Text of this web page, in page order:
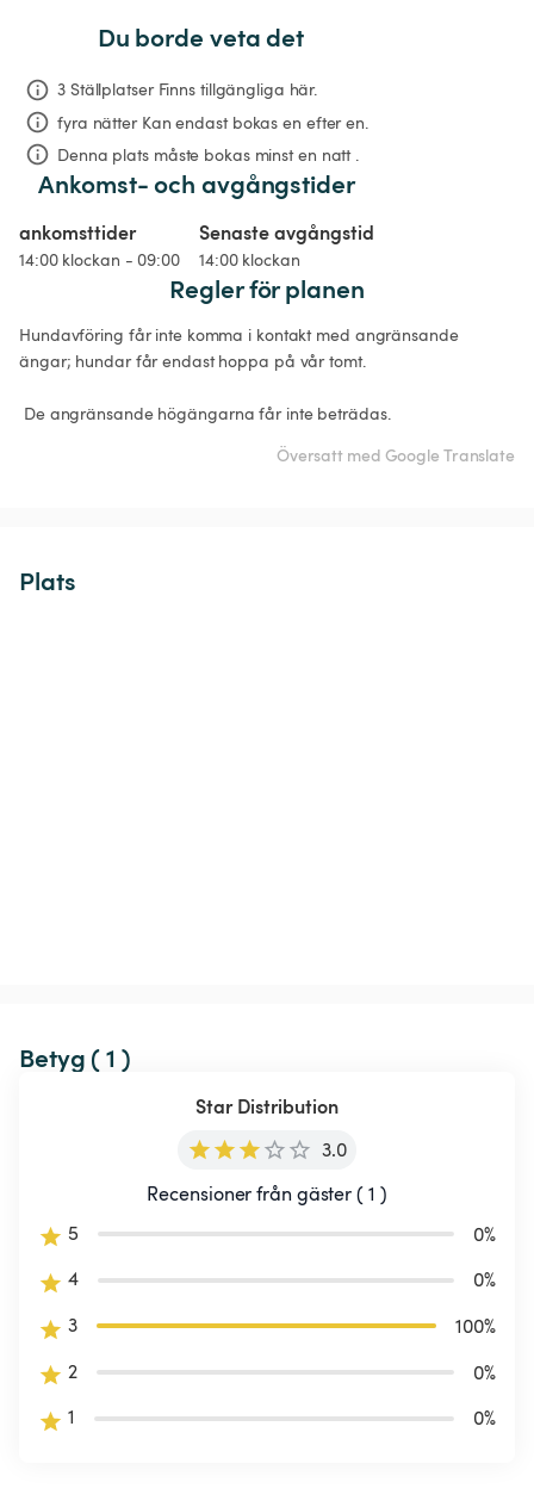
Du borde veta det
3 Ställplatser Finns tillgängliga här.
fyra nätter Kan endast bokas en efter en.
Denna plats måste bokas minst en natt .
Ankomst- och avgångstider
ankomsttider
14:00 klockan - 09:00
Senaste avgångstid
14:00 klockan
Regler för planen
Hundavföring får inte komma i kontakt med angränsande
ängar; hundar får endast hoppa på vår tomt.
De angränsande högängarna får inte beträdas.
Översatt med Google Translate
Plats
Betyg ( 1 )
Star Distribution
3.0
Recensioner från gäster ( 1 )
5
0%
4
0%
3
100%
2
0%
1
0%